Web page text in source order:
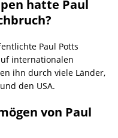
hatte Paul
Paul Potts
internationalen
ihn durch viele Länder,
den USA.
von Paul